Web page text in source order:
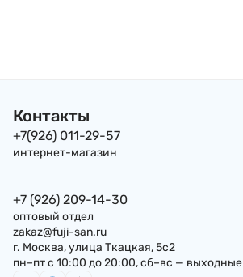
Контакты
+7(926) 011-29-57
интернет-магазин
+7 (926) 209-14-30
оптовый отдел
zakaz@fuji-san.ru
г. Москва, улица Ткацкая, 5с2
пн–пт с 10:00 до 20:00, сб–вс — выходные